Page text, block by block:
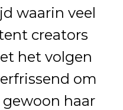
waarin veel
creators
het volgen
om
haar